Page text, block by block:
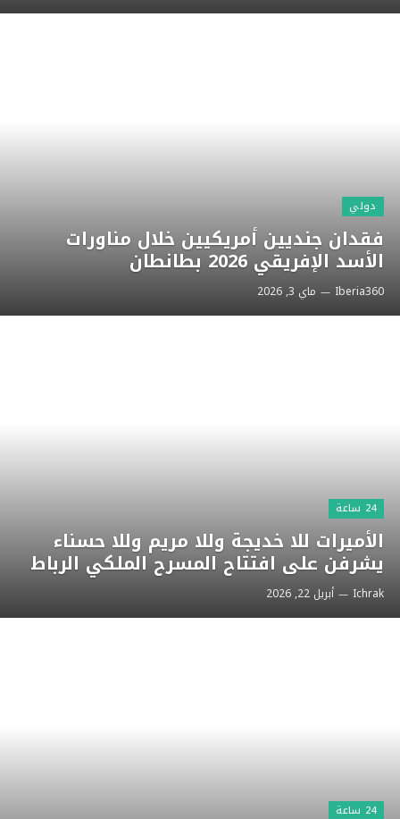
دولي
فقدان جنديين أمريكيين خلال مناورات
الأسد الإفريقي 2026 بطانطان
Iberia360 ماي 3, 2026
24 ساعة
الأميرات للا خديجة وللا مريم وللا حسناء
يشرفن على افتتاح المسرح الملكي الرباط
Ichrak أبريل 22, 2026
24 ساعة